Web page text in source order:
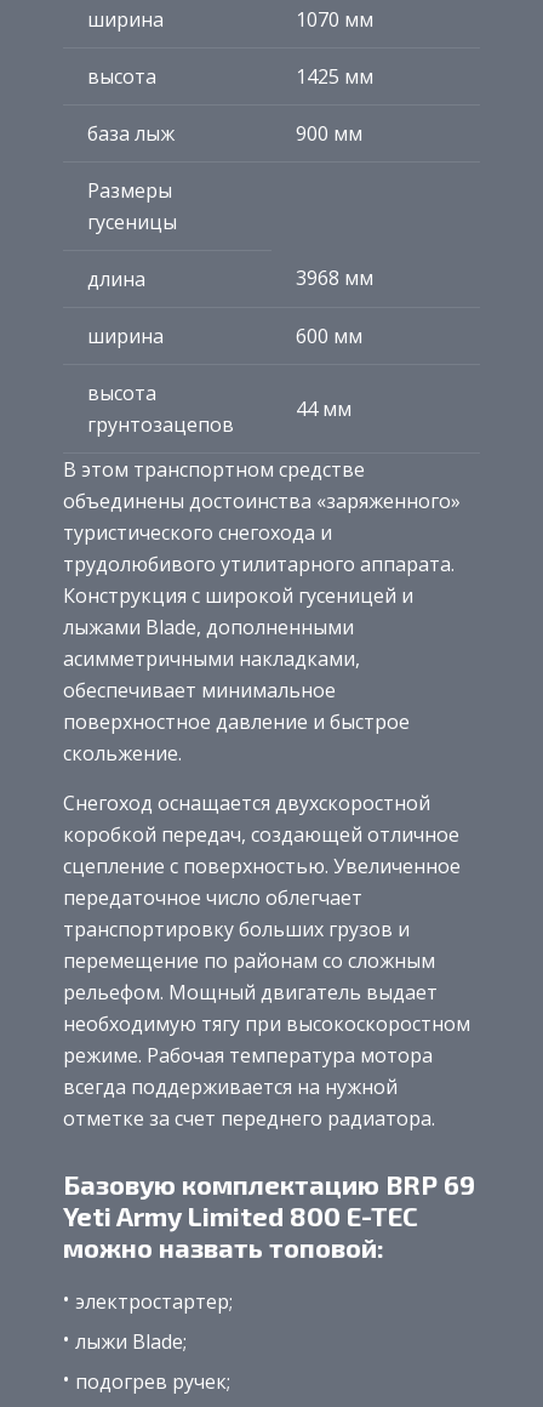
ширина 1070 мм
высота 1425 мм
база лыж 900 мм
Размеры
гусеницы
длина 3968 мм
ширина 600 мм
высота
грунтозацепов
44 мм
В этом транспортном средстве
объединены достоинства «заряженного»
туристического снегохода и
трудолюбивого утилитарного аппарата.
Конструкция с широкой гусеницей и
лыжами Blade, дополненными
асимметричными накладками,
обеспечивает минимальное
поверхностное давление и быстрое
скольжение.
Снегоход оснащается двухскоростной
коробкой передач, создающей отличное
сцепление с поверхностью. Увеличенное
передаточное число облегчает
транспортировку больших грузов и
перемещение по районам со сложным
рельефом. Мощный двигатель выдает
необходимую тягу при высокоскоростном
режиме. Рабочая температура мотора
всегда поддерживается на нужной
отметке за счет переднего радиатора.
Базовую комплектацию BRP 69
Yeti Army Limited 800 E-TEC
можно назвать топовой:
электростартер;
лыжи Blade;
подогрев ручек;